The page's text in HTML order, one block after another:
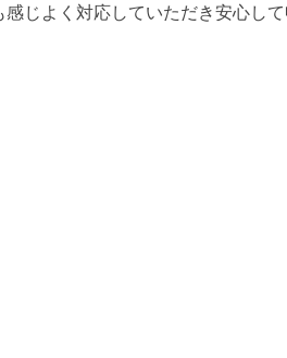
じよく対応していただき安心し